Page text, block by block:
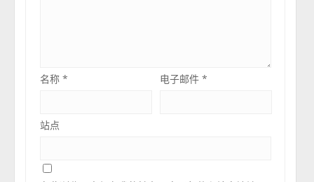
名称* 电子邮件*
站点